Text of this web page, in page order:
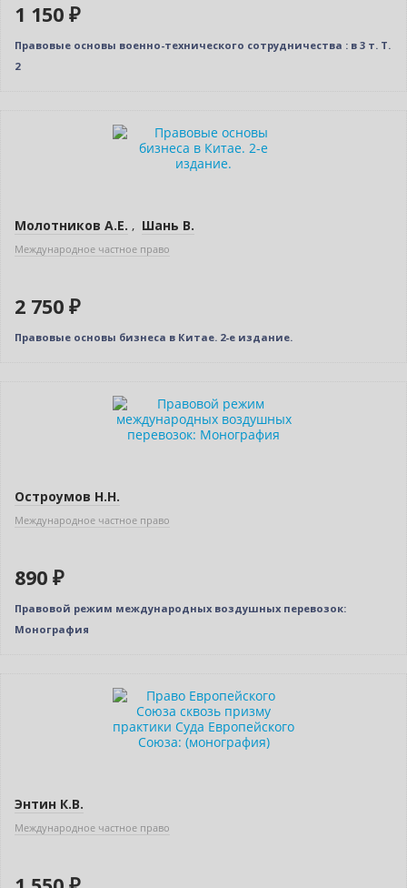
1 150 ₽
Правовые основы военно-технического сотрудничества : в 3 т. T.
2
Молотников А.Е. , Шань В.
Международное частное право
2 750 ₽
Правовые основы бизнеса в Китае. 2-е издание.
Остроумов Н.Н.
Международное частное право
890 ₽
Правовой режим международных воздушных перевозок:
Монография
Энтин К.В.
Международное частное право